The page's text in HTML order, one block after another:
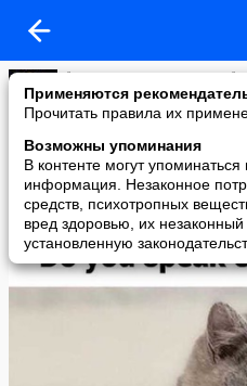
Применяются
Прочитать правила их
Возможны упоминания
В контенте могут
информация. Незаконное
средств, психотропных
вред здоровью, их
установленную
🐾 Мир СОБАК и КОШЕК 🐾
added a photo
10 Jan в 23:42